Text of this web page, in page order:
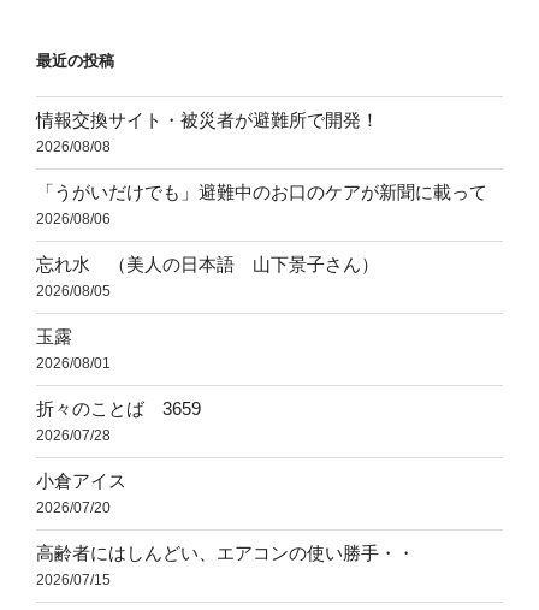
ン
最近の投稿
情報交換サイト・被災者が避難所で開発！
2026/08/08
「うがいだけでも」避難中のお口のケアが新聞に載って
2026/08/06
忘れ水 （美人の日本語 山下景子さん）
2026/08/05
玉露
2026/08/01
折々のことば 3659
2026/07/28
小倉アイス
2026/07/20
高齢者にはしんどい、エアコンの使い勝手・・
2026/07/15